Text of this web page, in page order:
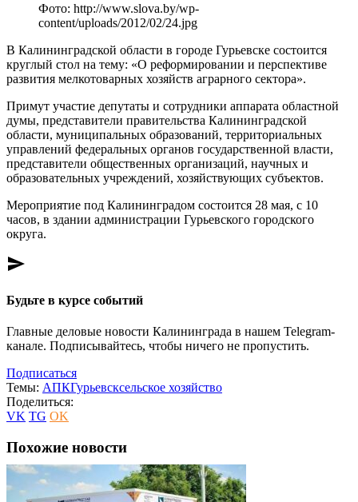
Фото: http://www.slova.by/wp-
content/uploads/2012/02/24.jpg
В Калининградской области в городе Гурьевске состоится
круглый стол на тему: «О реформировании и перспективе
развития мелкотоварных хозяйств аграрного сектора».
Примут участие депутаты и сотрудники аппарата областной
думы, представители правительства Калининградской
области, муниципальных образований, территориальных
управлений федеральных органов государственной власти,
представители общественных организаций, научных и
образовательных учреждений, хозяйствующих субъектов.
Мероприятие под Калининградом состоится 28 мая, с 10
часов, в здании администрации Гурьевского городского
округа.
send
Будьте в курсе событий
Главные деловые новости Калининграда в нашем Telegram-
канале. Подписывайтесь, чтобы ничего не пропустить.
Подписаться
Темы: АПКГурьевсксельское хозяйство
Поделиться:
VK TG OK
Похожие новости